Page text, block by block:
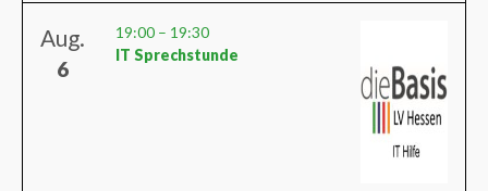
Aug.
6
19:00 – 19:30
IT Sprechstunde